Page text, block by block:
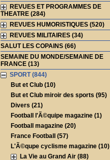
REVUES ET PROGRAMMES DE
THEATRE (284)
REVUES HUMORISTIQUES (520)
REVUES MILITAIRES (34)
SALUT LES COPAINS (66)
SEMAINE DU MONDE/SEMAINE DE
FRANCE (13)
SPORT (844)
But et Club (10)
But et Club miroir des sports (95)
Divers (21)
Football l'Ã©quipe magazine (1)
Football magazine (20)
France Football (57)
L'Ã©qupe cyclisme magazine (10)
La Vie au Grand Air (88)